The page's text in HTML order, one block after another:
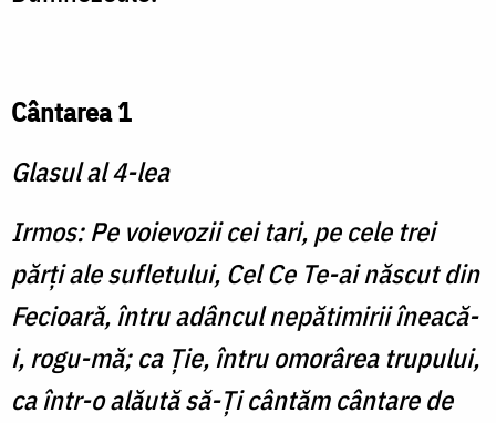
Cântarea 1
Glasul al 4-lea
Irmos: Pe voievozii cei tari, pe cele trei
părţi ale sufletului, Cel Ce Te-ai născut din
Fecioară, întru adâncul nepătimirii îneacă-
i, rogu-mă; ca Ţie, întru omorârea trupului,
ca într-o alăută să-Ţi cântăm cântare de